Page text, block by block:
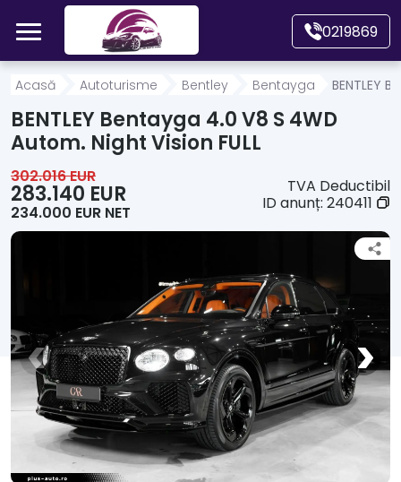
Mergi direct la conținutul principal
0219869
Acasă
Autoturisme
Motociclete
Alte tipuri vehicule
Despre Noi
Contact
Acasă Autoturisme Bentley Bentayga BENTLEY
BENTLEY Bentayga 4.0 V8 S 4WD
Autom. Night Vision FULL
302.016 EUR
283.140 EUR
234.000 EUR NET
TVA Deductibil
ID anunț: 240411